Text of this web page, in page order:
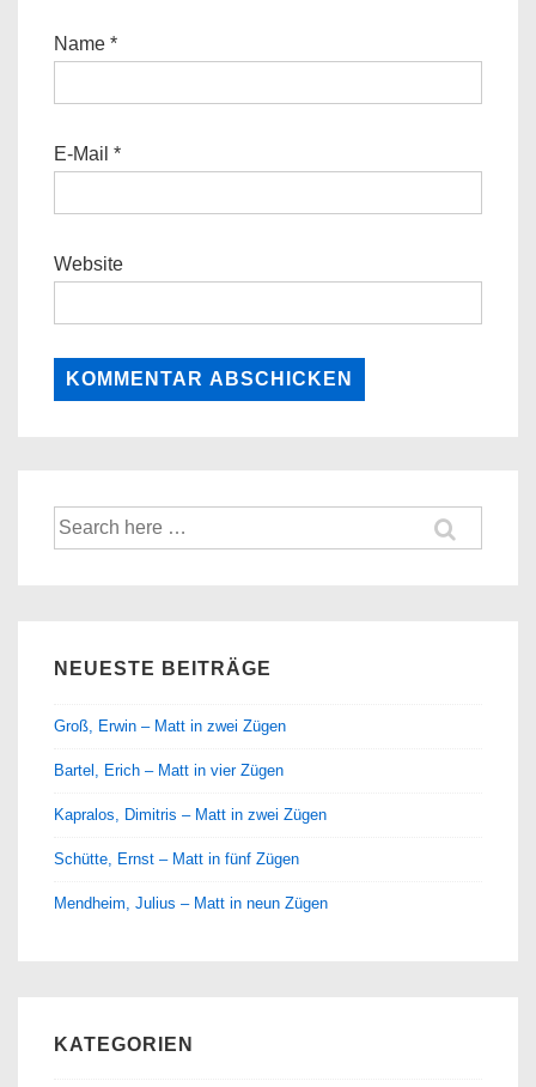
Name *
E-Mail *
Website
Suche
nach:
NEUESTE BEITRÄGE
Groß, Erwin – Matt in zwei Zügen
Bartel, Erich – Matt in vier Zügen
Kapralos, Dimitris – Matt in zwei Zügen
Schütte, Ernst – Matt in fünf Zügen
Mendheim, Julius – Matt in neun Zügen
KATEGORIEN